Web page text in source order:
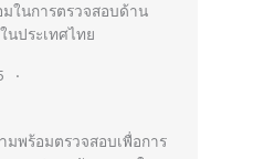
ในการตรวจสอบด้าน
นประเทศไทย
มพร้อมตรวจสอบเพื่อการ